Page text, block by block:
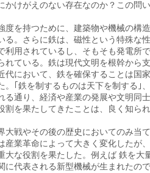
かけがえのない存在なのか？この問
を持つために、建築物や機械の構
る。さらに鉄は、磁性という特殊な
利用されているし、そもそも発電所
れている。鉄は現代文明を根幹から
代において、鉄を確保することは国
。｢鉄を制するものは天下を制する｣
る通り、経済や産業の発展や文明同
割を果たしてきたことは、良く知ら
戦やその後の歴史においてのみ当
産業革命によって大きく変化したが
大な役割を果たした。例えば 鉄を大
に代表される新型機械が生まれたの